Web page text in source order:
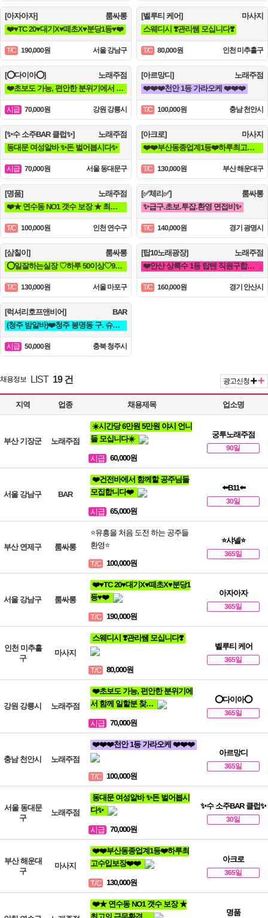
[아자아자]
룸싸롱
❤️♥TC 20♥대기X♥떼초X♥분당1등♥❤️
T/C 190,000원 서울 강남구
[벨루티 케어]
마사지
스웨디시 ❣️관리쌤 모십니다❣️
T/C 80,000원 인천 미추홀구
[⭕다이아⭕]
노래주점
❤️초보도 가능, 편안한 분위기에서 함께 일할분 찾습니다❤️
시급 70,000원 강원 강릉시
[아르망디]
노래주점
❤️❤️❤️천안 1등 가라오케 ❤️❤️❤️
T/C 100,000원 충남 천안시
[✨수 소주BAR 클럽✨]
노래주점
동대문 여성알바 ✨돈 벌어봅시다✨
시급 70,000원 서울 동대문구
[아크로]
마사지
❤️❤️부산동종업계1등❤️하루최고수입보장❤️❤️
T/C 130,000원 부산 해운대구
[명품]
노래주점
❤️★ 연수동 NO1 갯수 보장 ★ 최고의 근무환경★❤️
T/C 100,000원 인천 연수구
[✅체리✅]
룸싸롱
✨급구.초보.투잡.환영 면접비✨
T/C 140,000원 경기 광명시
[삼칠이]
룸싸롱
⭕일잘하는실장 ♡하루 50이상♡90분♡ 당일지급♡훈훈⭕
T/C 130,000원 서울 마포구
[탑10노래광장]
노래주점
❤️안산 상록수 1등 탑텐 직원구합니다❤️
T/C 160,000원 경기 안산시
[럭셔리호프앤비어]
BAR
(청주 밤알바)❤️청주 봉명동 구. 슈퍼맨 ❤️
시급 50,000원 충북 청주시
채용정보 LIST 19 건 광고신청
지역 업종 채용제목 업소명
부산 기장군 노래주점
☀️시간당 6만원 5만원 야시 언니
들 모십니다☀️
시급 60,000원
궁투노래주점
90일
서울 강남구 BAR
❤️건전바에서 함께할 공주님들
모집합니다❤️
시급 65,000원
⬅️B11⬅️
30일
부산 연제구 룸싸롱
⭐유흥을 처음 도전 하는 공주들
환영⭐
T/C 100,000원
⭐샤넬⭐
365일
서울 강남구 룸싸롱
❤️♥TC 20♥대기X♥떼초X♥분당1
등♥❤️
T/C 190,000원
아자아자
365일
인천 미추홀
구
마사지
스웨디시 ❣️관리쌤 모십니다❣️
T/C 80,000원
벨루티 케어
365일
강원 강릉시 노래주점
❤️초보도 가능, 편안한 분위기에
서 함께 일할분 찾…
시급 70,000원
⭕다이아⭕
365일
충남 천안시 노래주점
❤️❤️❤️천안 1등 가라오케 ❤️❤️❤️
T/C 100,000원
아르망디
365일
서울 동대문
구
노래주점
동대문 여성알바 ✨돈 벌어봅시
다✨
시급 70,000원
✨수 소주BAR 클럽✨
30일
부산 해운대
구
마사지
❤️❤️부산동종업계1등❤️하루최
고수입보장❤️❤️
T/C 130,000원
아크로
365일
❤️★ 연수동 NO1 갯수 보장 ★
명품